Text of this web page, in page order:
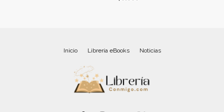
Inicio Librería eBooks Noticias